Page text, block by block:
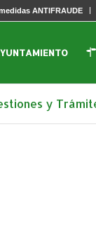
ANTIFRAUDE
y